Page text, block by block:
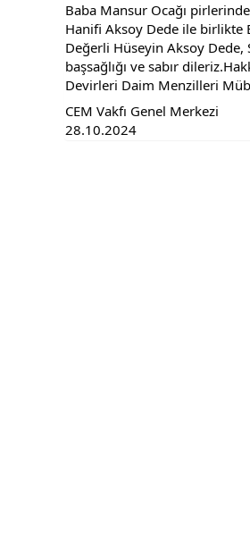
Baba Mansur Ocağı
Hanifi Aksoy Dede ile birlikte
Değerli Hüseyin Aksoy Dede,
başsağlığı ve sabır
Devirleri Daim Menzilleri
CEM Vakfı Genel Merkezi
28.10.2024